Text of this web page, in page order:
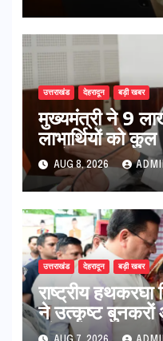
उत्तराखंड देहरादून बड़ी खबर
मुख्यमंत्री ने 9
लाभार्थियों को
की पेंशन राशि का
AUG 8, 2026
उत्तराखंड देहरादून बड़ी खबर
राष्ट्रीय हथकरघा
ने उत्कृष्ट बुनकरों
को किया सम्मानित